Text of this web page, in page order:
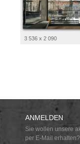
3 536 x 2 090
ANMELDEN
Sie wollen unsere
per E-Mail erhalten?